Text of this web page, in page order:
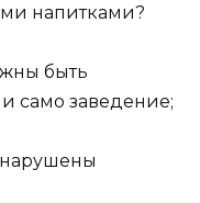
напитками?
быть
само заведение;